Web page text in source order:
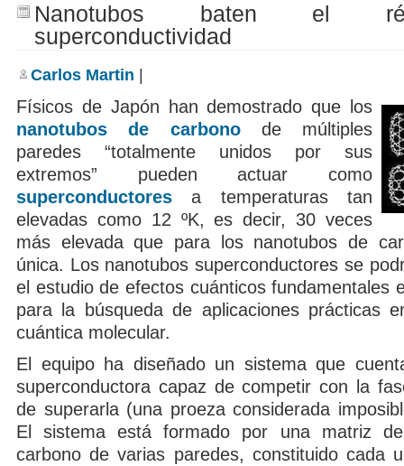
Nanotubos baten el
superconductividad
Carlos Martin
Físicos de Japón han demostrado que los
nanotubos de carbonode múltiples
paredes “totalmente unidos por sus
extremos” pueden actuar como
superconductores a temperaturas tan
elevadas como 12 ºK, es decir, 30 veces
más elevada que para los nanotubos de
única. Los nanotubos superconductores se
el estudio de efectos cuánticos fundamentales
para la búsqueda de aplicaciones prácticas
cuántica molecular.
El equipo ha diseñado un sistema que
superconductora capaz de competir con la
de superarla (una proeza considerada
El sistema está formado por una matriz
carbono de varias paredes, constituido cada